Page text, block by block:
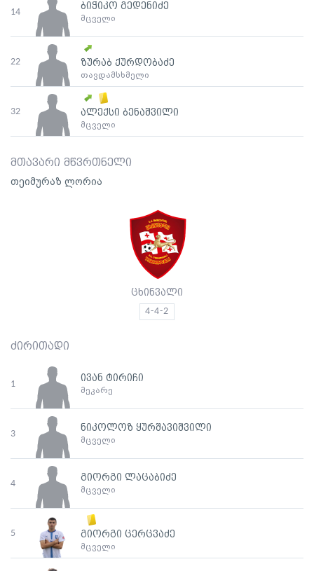
14
ბიჭიკო გედენიძე
მცველი
22 ზურაბ ქურდობაძე
თავდამსხმელი
32 ალექსი ბენაშვილი
მცველი
მთავარი მწვრთნელი
თეიმურაზ ლორია
ცხინვალი
4-4-2
ძირითადი
1
ივან ტირიჩი
მეკარე
3
ნიკოლოზ ყურშავიშვილი
მცველი
4
გიორგი ლაცაბიძე
მცველი
5 გიორგი ცერცვაძე
მცველი